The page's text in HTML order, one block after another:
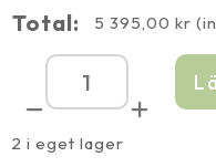
2 i eget lager
Total: 5 395,00 kr
Superflow
Techno
30000S
mängd